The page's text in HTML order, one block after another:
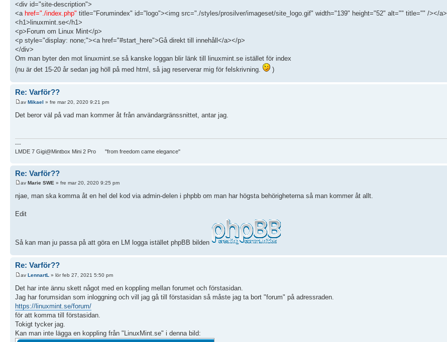
<div id="site-description">
<a href="./index.php" title="Forumindex" id="logo"><img src="./styles/prosilver/imageset/site_logo.gif" width="139" height="52" alt="" title="" /></a>
<h1>linuxmint.se</h1>
<p>Forum om Linux Mint</p>
<p style="display: none;"><a href="#start_here">Gå direkt till innehåll</a></p>
</div>
Om man byter den mot linuxmint.se så kanske loggan blir länk till linuxmint.se istället för index
(nu är det 15-20 år sedan jag höll på med html, så jag reserverar mig för felskrivning.
)
Re: Varför??
av Mikael » fre mar 20, 2020 9:21 pm
Det beror väl på vad man kommer åt från användargränssnittet, antar jag.
---
LMDE 7 Gigi@Mintbox Mini 2 Pro "from freedom came elegance"
Re: Varför??
av Marie SWE » fre mar 20, 2020 9:25 pm
njae, man ska komma åt en hel del kod via admin-delen i phpbb om man har högsta behörigheterna så man kommer åt allt.
Edit
Så kan man ju passa på att göra en LM logga istället phpBB bilden
Re: Varför??
av LennartL » lör feb 27, 2021 5:50 pm
Det har inte ännu skett något med en koppling mellan forumet och förstasidan.
Jag har forumsidan som inloggning och vill jag gå till förstasidan så måste jag ta bort "forum" på adressraden.
https://linuxmint.se/forum/
för att komma till förstasidan.
Tokigt tycker jag.
Kan man inte lägga en koppling från "LinuxMint.se" i denna bild: